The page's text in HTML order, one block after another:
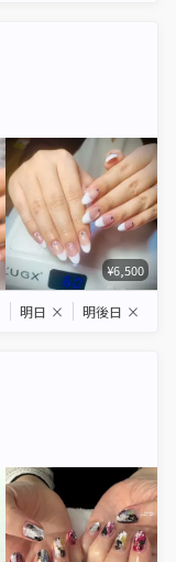
¥6,500
明日 × 明後日 ×